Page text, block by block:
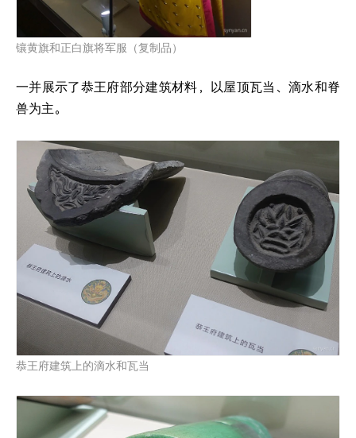
镶黄旗和正白旗将军服（复制品）
一并展示了恭王府部分建筑材料，以屋顶瓦当、滴水和脊
兽为主。
恭王府建筑上的滴水和瓦当